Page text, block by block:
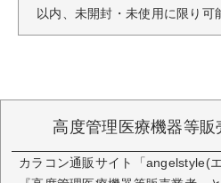
以内、未開封・未使用に限り可
高度管理医療機器等販
カラコン通販サイト「angelstyle(